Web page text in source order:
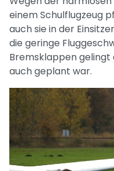
einem Schulflugzeug
auch sie in der
die geringe
Bremsklappen gelingt
auch geplant war.